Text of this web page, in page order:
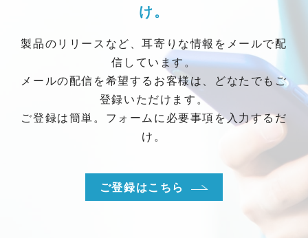
け。
製品のリリースなど、耳寄りな情報をメールで配
信しています。
メールの配信を希望するお客様は、どなたでもご
登録いただけます。
ご登録は簡単。フォームに必要事項を入力するだ
け。
ご登録はこちら